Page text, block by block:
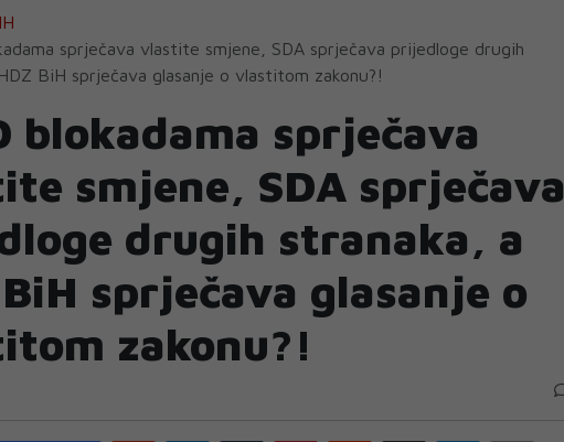
sprječava vlastite smjene, SDA sprječava prijedloge drugih
BiH sprječava glasanje o vlastitom zakonu?!
blokadama sprječava
smjene, SDA sprječava
drugih stranaka, a
sprječava glasanje o
zakonu?!